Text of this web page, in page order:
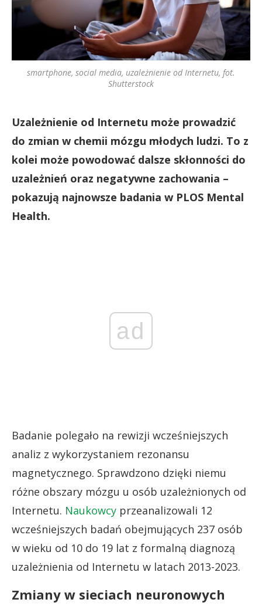
smartphone, social media, uzależnienie od Internetu, fot.
Shutterstock
Uzależnienie od Internetu może prowadzić
do zmian w chemii mózgu młodych ludzi. To z
kolei może powodować dalsze skłonności do
uzależnień oraz negatywne zachowania –
pokazują najnowsze badania w PLOS Mental
Health.
ad
Badanie polegało na rewizji wcześniejszych
analiz z wykorzystaniem rezonansu
magnetycznego. Sprawdzono dzięki niemu
różne obszary mózgu u osób uzależnionych od
Internetu. Naukowcy przeanalizowali 12
wcześniejszych badań obejmujących 237 osób
w wieku od 10 do 19 lat z formalną diagnozą
uzależnienia od Internetu w latach 2013-2023.
Zmiany w sieciach neuronowych